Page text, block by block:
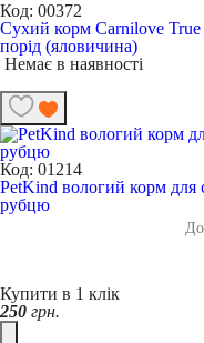
Код: 00372
Сухий корм Carnilove True
порід (яловичина)
Немає в наявності
Код: 01214
PetKind вологий корм для
рубцю
Купити в 1 клік
250 грн.